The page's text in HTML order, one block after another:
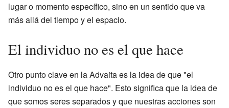
lugar o momento específico, sino en un sentido que va
más allá del tiempo y el espacio.
El individuo no es el que hace
Otro punto clave en la Advaita es la idea de que "el
individuo no es el que hace". Esto significa que la idea de
que somos seres separados y que nuestras acciones son